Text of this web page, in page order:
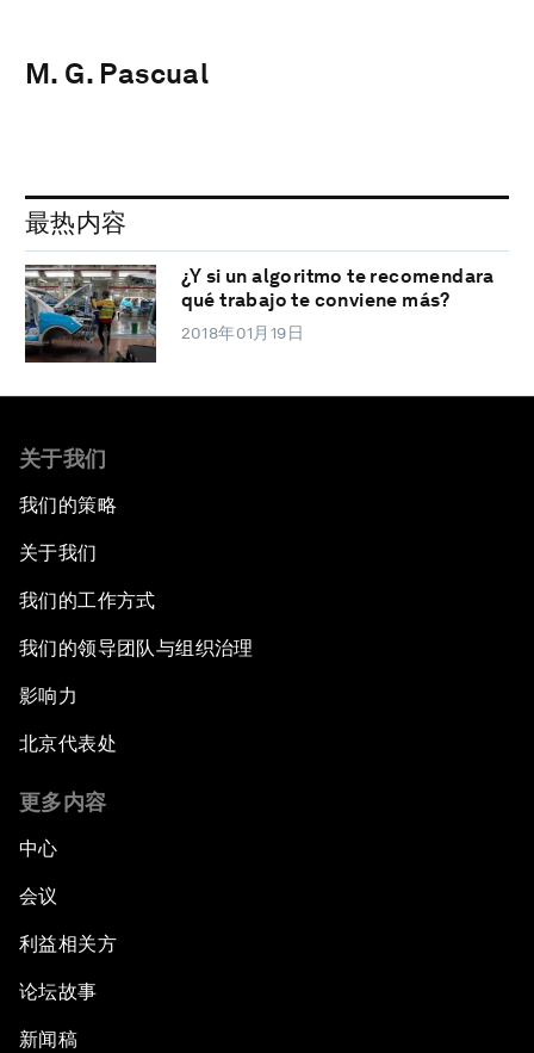
M. G. Pascual
最热内容
¿Y si un algoritmo te recomendara
qué trabajo te conviene más?
2018年01月19日
关于我们
我们的策略
关于我们
我们的工作方式
我们的领导团队与组织治理
影响力
北京代表处
更多内容
中心
会议
利益相关方
论坛故事
新闻稿